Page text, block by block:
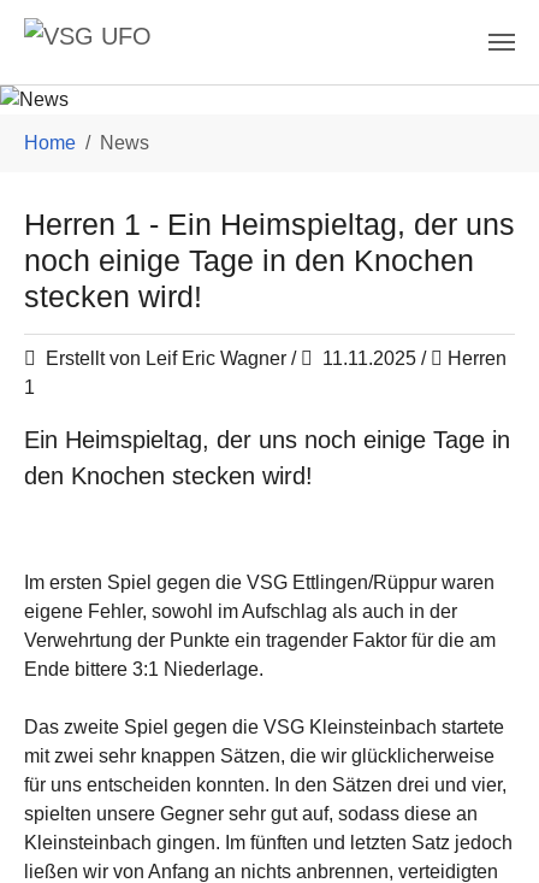
Skip to main content
Home News
Herren 1 - Ein Heimspieltag, der uns
noch einige Tage in den Knochen
stecken wird!
Erstellt von Leif Eric Wagner / 11.11.2025 /
Herren
1
Ein Heimspieltag, der uns noch einige Tage in
den Knochen stecken wird!
Im ersten Spiel gegen die VSG Ettlingen/Rüppur waren
eigene Fehler, sowohl im Aufschlag als auch in der
Verwehrtung der Punkte ein tragender Faktor für die am
Ende bittere 3:1 Niederlage.
Das zweite Spiel gegen die VSG Kleinsteinbach startete
mit zwei sehr knappen Sätzen, die wir glücklicherweise
für uns entscheiden konnten. In den Sätzen drei und vier,
spielten unsere Gegner sehr gut auf, sodass diese an
Kleinsteinbach gingen. Im fünften und letzten Satz jedoch
ließen wir von Anfang an nichts anbrennen, verteidigten